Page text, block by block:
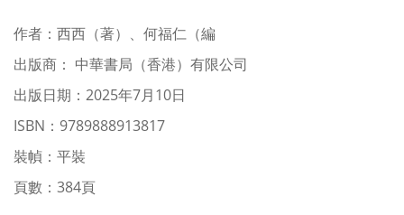
作者 ： 西西（著）、何福仁（編
出版商： 中華書局（香港）有限公司
出版日期：2025年7月10日
ISBN： 9789888913817
裝幀：平裝
頁數：384頁